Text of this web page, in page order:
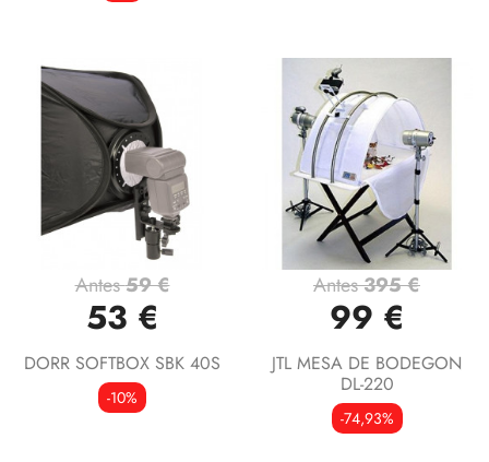
Antes59 €
53 €
DORR SOFTBOX SBK 40S
-10%
Antes395 €
99 €
JTL MESA DE BODEGON
DL-220
-74,93%